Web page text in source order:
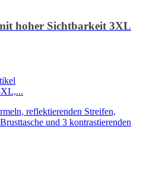
hoher Sichtbarkeit 3XL
reflektierenden Streifen,
und 3 kontrastierenden